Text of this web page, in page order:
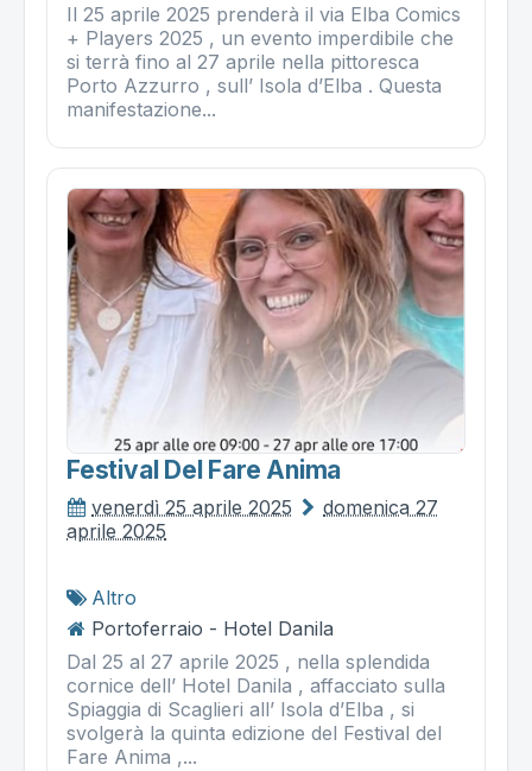
Il 25 aprile 2025 prenderà il via Elba Comics
+ Players 2025 , un evento imperdibile che
si terrà fino al 27 aprile nella pittoresca
Porto Azzurro , sull’ Isola d’Elba . Questa
manifestazione...
Festival Del Fare Anima
venerdì 25 aprile 2025
domenica 27
aprile 2025
Altro
Portoferraio - Hotel Danila
Dal 25 al 27 aprile 2025 , nella splendida
cornice dell’ Hotel Danila , affacciato sulla
Spiaggia di Scaglieri all’ Isola d’Elba , si
svolgerà la quinta edizione del Festival del
Fare Anima ,...